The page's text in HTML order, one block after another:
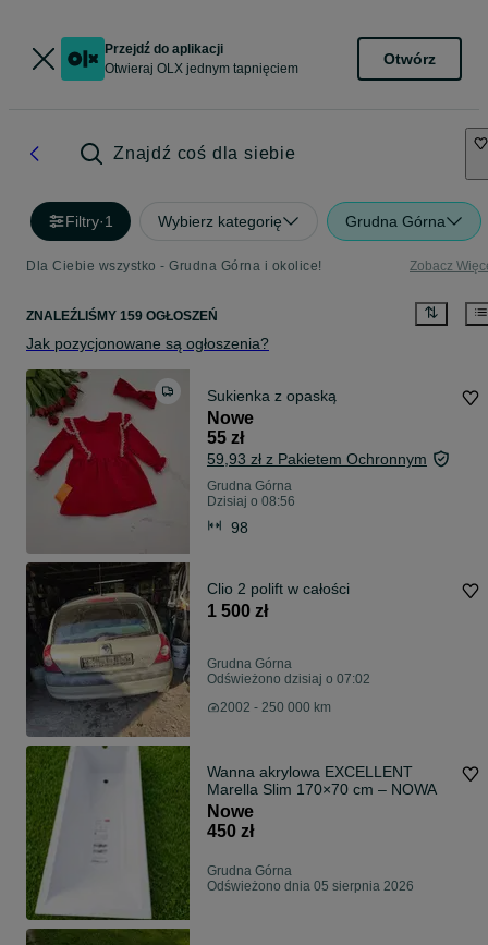
Przejdź do aplikacji
Otwieraj OLX jednym tapnięciem
Otwórz
Znajdź coś dla siebie
Filtry·1 Wybierz kategorię Grudna Górna
Dla Ciebie wszystko - Grudna Górna i okolice! Zobacz
ZNALEŹLIŚMY 159 OGŁOSZEŃ
Jak pozycjonowane są ogłoszenia?
Sukienka z opaską
Nowe
55 zł
59,93 zł z Pakietem Ochronnym
Grudna Górna
Dzisiaj o 08:56
98
Clio 2 polift w całości
1 500 zł
Grudna Górna
Odświeżono dzisiaj o 07:02
2002 - 250 000 km
Wanna akrylowa EXCELLENT
Marella Slim 170×70 cm – NOWA
Nowe
450 zł
Grudna Górna
Odświeżono dnia 05 sierpnia 2026